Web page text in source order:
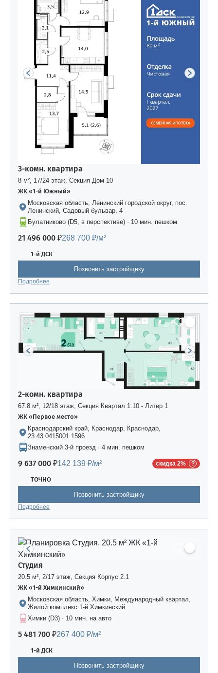
3-комн. квартира
8 м², 17/24 этаж, Секция Дом 10
ЖК «1-й Южный»
Московская область, Ленинский городской округ, пос.
Ленинский, Садовый бульвар, 4
Булатниково (D5, в перспективе) · 10 мин. пешком
21 496 000 ₽268 700 ₽/м²
1-й ДСК
Позвонить застройщику
Подробнее
2-комн. квартира
67.8 м², 12/18 этаж, Секция Квартал 1.10 - Литер 1
ЖК «Первое место»
Краснодарский край, Краснодар, Краснодар,
23:43:0415001:1596
Знаменский 3-й проезд · 4 мин. пешком
9 637 000 ₽142 139 ₽/м² скидка 2%
ТОЧНО
Позвонить застройщику
Подробнее
Студия
20.5 м², 2/17 этаж, Секция Корпус 2.1
ЖК «1-й Химкинский»
Московская область, Химки, Международный квартал,
Жилой комплекс 1-й Химкинский
Химки (D3) · 10 мин. на авто
5 481 700 ₽267 400 ₽/м²
1-й ДСК
Позвонить застройщику